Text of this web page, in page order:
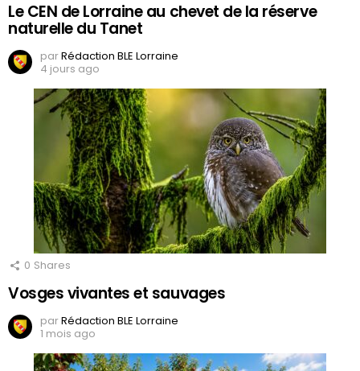
Le CEN de Lorraine au chevet de la réserve
naturelle du Tanet
parRédaction BLE Lorraine
4 jours ago
0 Shares
Vosges vivantes et sauvages
parRédaction BLE Lorraine
1 mois ago